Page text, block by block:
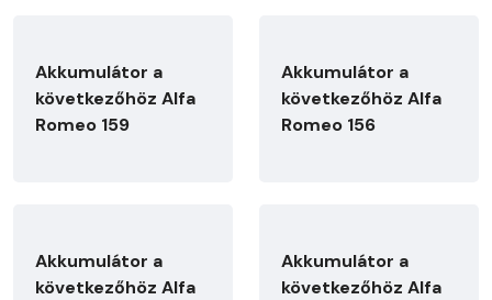
Akkumulátor a
következőhöz Alfa
Romeo 159
Akkumulátor a
következőhöz Alfa
Romeo 156
Akkumulátor a
következőhöz Alfa
Akkumulátor a
következőhöz Alfa